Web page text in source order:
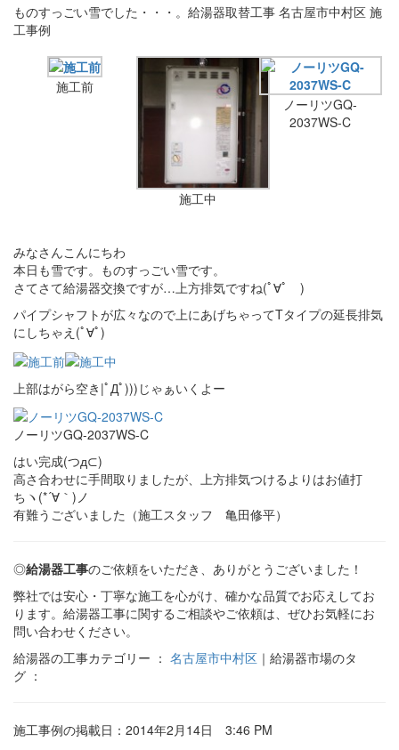
ものすっごい雪でした・・・。給湯器取替工事 名古屋市中村区 施
工事例
施工前
施工中
ノーリツGQ-
2037WS-C
みなさんこんにちわ
本日も雪です。ものすっごい雪です。
さてさて給湯器交換ですが…上方排気ですね(ﾟ∀ﾟ )
パイプシャフトが広々なので上にあげちゃってTタイプの延長排気
にしちゃえ(ﾟ∀ﾟ)
上部はがら空き|ﾟДﾟ)))じゃぁいくよー
ノーリツGQ-2037WS-C
はい完成(つд⊂)
高さ合わせに手間取りましたが、上方排気つけるよりはお値打
ちヽ(*´∀｀)ノ
有難うございました（施工スタッフ 亀田修平）
◎給湯器工事のご依頼をいただき、ありがとうございました！
弊社では安心・丁寧な施工を心がけ、確かな品質でお応えしてお
ります。給湯器工事に関するご相談やご依頼は、ぜひお気軽にお
問い合わせください。
給湯器の工事カテゴリー ： 名古屋市中村区 ｜給湯器市場のタ
グ ：
施工事例の掲載日：2014年2月14日 3:46 PM